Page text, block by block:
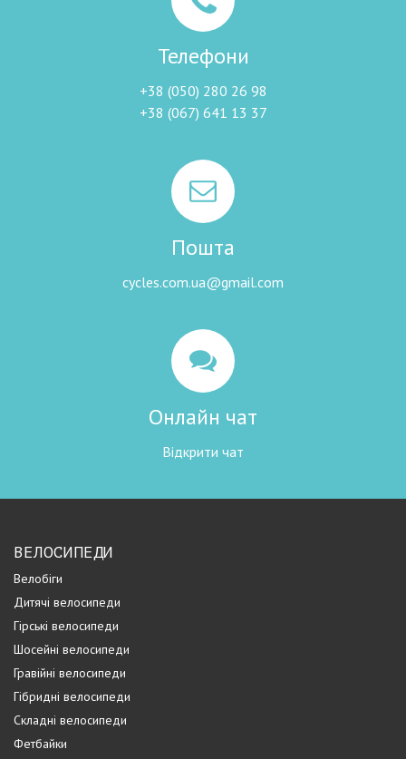
Телефони
+38 (050) 280 26 98
+38 (067) 641 13 37
Пошта
cycles.com.ua@gmail.com
Онлайн чат
Відкрити чат
ВЕЛОСИПЕДИ
Велобіги
Дитячі велосипеди
Гірські велосипеди
Шосейні велосипеди
Гравійні велосипеди
Гібридні велосипеди
Складні велосипеди
Фетбайки